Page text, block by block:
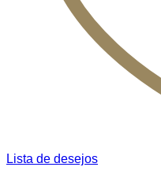
Lista de desejos